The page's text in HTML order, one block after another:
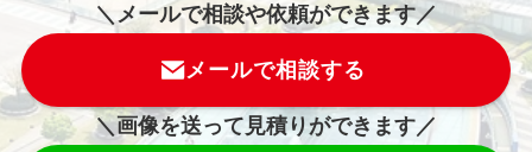
＼メールで相談や依頼ができます／
メールで相談する
＼画像を送って見積りができます／